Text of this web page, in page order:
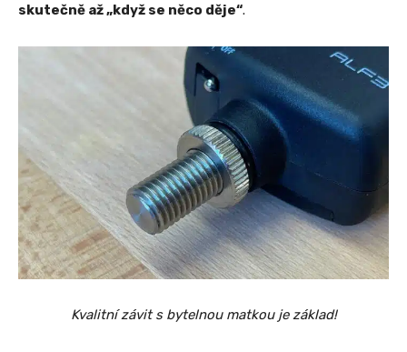
skutečně až „když se něco děje“.
Kvalitní závit s bytelnou matkou je základ!